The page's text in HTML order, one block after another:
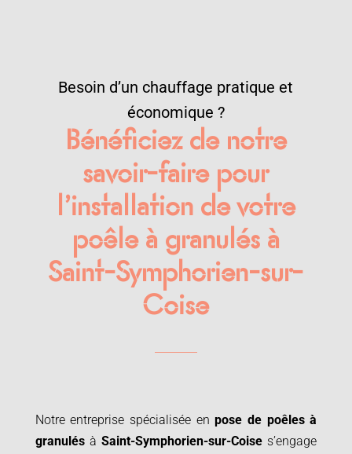
Besoin d’un chauffage pratique et
économique ?
Bénéficiez de notre
savoir-faire pour
l’installation de votre
poêle à granulés à
Saint-Symphorien-sur-
Coise
Notre entreprise spécialisée enpose de poêles à
granulésàSaint-Symphorien-sur-Coise s’engage